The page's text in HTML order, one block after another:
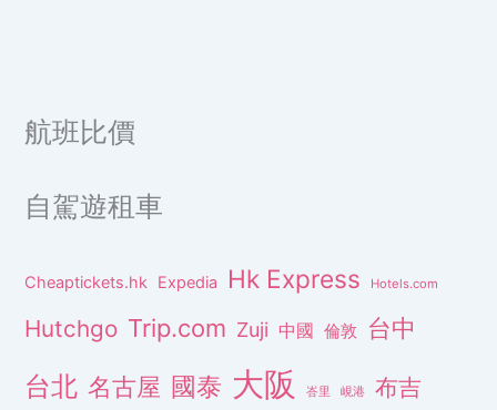
航班比價
自駕遊租車
Cheaptickets.hk Expedia Hk Express Hotels.com
Hutchgo Trip.com Zuji 中國 倫敦 台中
台北 名古屋 國泰 大阪 峇里 峴港 布吉